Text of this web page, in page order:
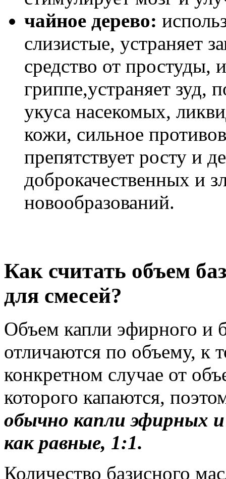
чайное дерево:
слизистые, устраняет
средство от простуды,
гриппе,устраняет зуд,
укуса насекомых,
кожи, сильное
препятствует росту и
доброкачественных и
новообразований.
Как считать объем
для смесей?
Объем капли эфирного и
отличаются по объему, к
конкретном случае от
которого капаются,
обычно капли эфирных
как равные, 1:1.
Количество базисного